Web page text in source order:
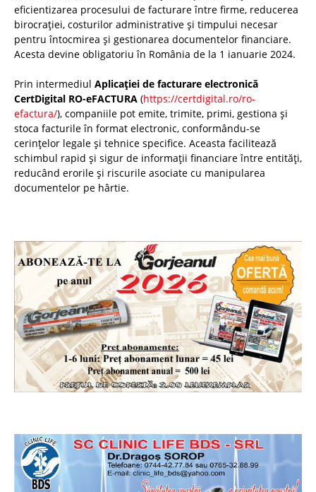
eficientizarea procesului de facturare între firme, reducerea
birocrației, costurilor administrative și timpului necesar
pentru întocmirea și gestionarea documentelor financiare.
Acesta devine obligatoriu în România de la 1 ianuarie 2024.
Prin intermediul Aplicației de facturare electronică
CertDigital RO-eFACTURA (https://certdigital.ro/ro-
efactura/), companiile pot emite, trimite, primi, gestiona și
stoca facturile în format electronic, conformându-se
cerințelor legale și tehnice specifice. Aceasta facilitează
schimbul rapid și sigur de informații financiare între entități,
reducând erorile și riscurile asociate cu manipularea
documentelor pe hârtie.